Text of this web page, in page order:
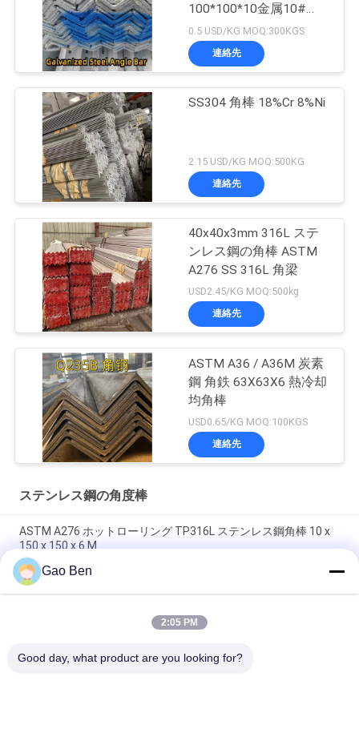
100*100*10金属10#
ASTM A36
0.5 USD/KG MOQ:300KGS
連絡先
SS304 角棒 18%Cr 8%Ni
2.15 USD/KG MOQ:500KG
連絡先
40x40x3mm 316L ステ
ンレス鋼の角棒 ASTM
A276 SS 316L 角梁
USD2.45/KG MOQ:500kg
連絡先
ASTM A36 / A36M 炭素
鋼 角鉄 63X63X6 熱冷却
均角棒
USD0.65/KG MOQ:100KGS
連絡先
ステンレス鋼の角度棒
ASTM A276 ホットローリング TP316L ステンレス鋼角棒 10 x
150 x 150 x 6 M
ホットロール (AR) 316Lステンレス鋼角棒 10 x 100 x 100 x 6 M,
316LSS角
ASTM A276 グレード Aisi316l Sus316l ステンレス鋼 角棒
Gao Ben
2:05 PM
Good day, what product are you looking for?